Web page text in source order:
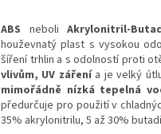
ABS neboliAkrylonitril-
houževnatý plast s vysokou
šíření trhlin a s odolností proti
vlivům, UV zářenía je velký
mimořádně nízká tepelná
předurčuje pro použití v
35% akrylonitrilu, 5 až 30%